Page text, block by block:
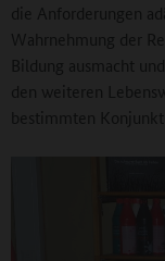
die Anforderungen
Wahrnehmung der
Bildung ausmacht
den weiteren
bestimmten